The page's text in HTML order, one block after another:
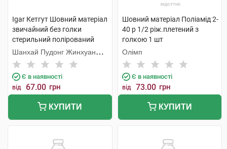
Igar Кетгут Шовний матеріал
звичайний без голки
стерильний полірований
розмір 6 USP 2 150 см 1 шт
Шанхай Пудонг Жинхуан
Медікал Продактс
Є в наявності
від 67.00 грн
КУПИТИ
Шовний матеріал Поліамід 2-
40 р 1/2 ріж.плетений з
голкою 1 шт
Олімп
Є в наявності
від 73.00 грн
КУПИТИ